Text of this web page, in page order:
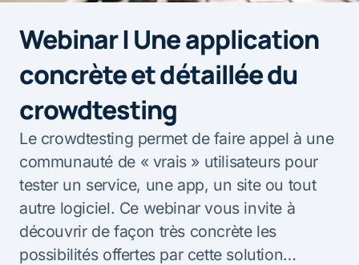
Webinar | Une application
concrète et détaillée du
crowdtesting
Le crowdtesting permet de faire appel à une
communauté de « vrais » utilisateurs pour
tester un service, une app, un site ou tout
autre logiciel. Ce webinar vous invite à
découvrir de façon très concrète les
possibilités offertes par cette solution…